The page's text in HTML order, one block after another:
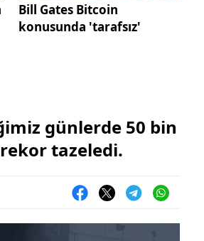
Bill Gates Bitcoin
konusunda 'tarafsız'
günlerde 50 bin
tazeledi.